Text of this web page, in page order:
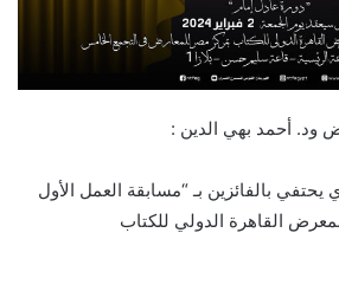
ود. أحمد بهي الدين :
بالفائزين بـ “مسابقة العمل الأول
القاهرة الدولي للكتاب